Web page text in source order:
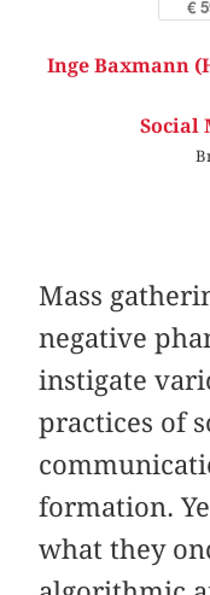
€
Inge Baxmann
Social
Mass
negative
instigate
practices of
formation.
what they